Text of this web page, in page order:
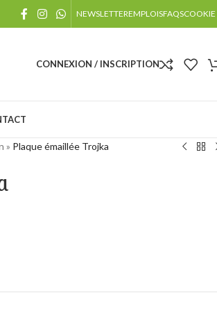
NEWSLETTEREMPLOISFAQSCOOKIE
CONNEXION / INSCRIPTION
» Plaque émaillée Trojka